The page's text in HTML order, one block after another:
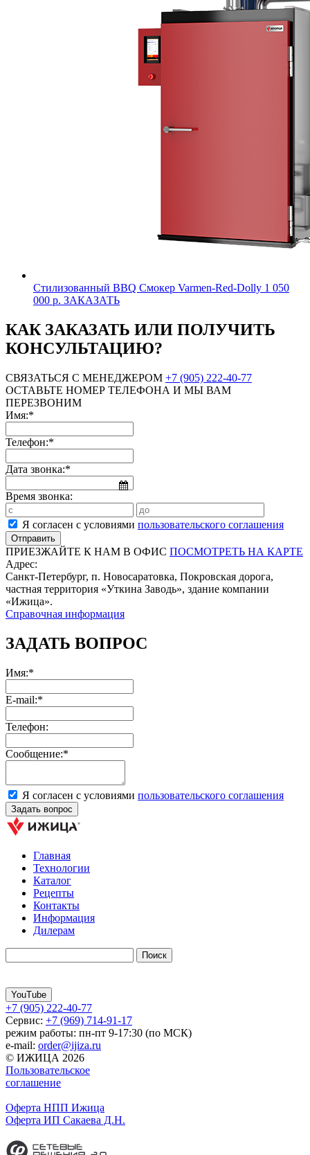
Стилизованный BBQ Смокер Varmen-Red-Dolly 1 050
000 р. ЗАКАЗАТЬ
КАК ЗАКАЗАТЬ ИЛИ ПОЛУЧИТЬ
КОНСУЛЬТАЦИЮ?
СВЯЗАТЬСЯ С МЕНЕДЖЕРОМ +7 (905) 222-40-77
ОСТАВЬТЕ НОМЕР ТЕЛЕФОНА И МЫ ВАМ
ПЕРЕЗВОНИМ
Имя:*
Телефон:*
Дата звонка:*
Время звонка:
Я согласен с условиями пользовательского соглашения
ПРИЕЗЖАЙТЕ К НАМ В ОФИС ПОСМОТРЕТЬ НА КАРТЕ
Адрес:
Санкт-Петербург, п. Новосаратовка, Покровская дорога,
частная территория «Уткина Заводь», здание компании
«Ижица».
Справочная информация
ЗАДАТЬ ВОПРОС
Имя:*
E-mail:*
Телефон:
Сообщение:*
Я согласен с условиями пользовательского соглашения
Главная
Технологии
Каталог
Рецепты
Контакты
Информация
Дилерам
YouTube
+7 (905) 222-40-77
Сервис: +7 (969) 714-91-17
режим работы: пн-пт 9-17:30 (по МСК)
e-mail: order@ijiza.ru
© ИЖИЦА 2026
Пользовательское
соглашение
Оферта НПП Ижица
Оферта ИП Сакаева Д.Н.